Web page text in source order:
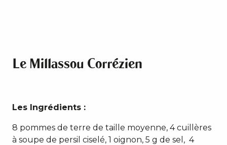
Le Millassou Corrézien
Les Ingrédients :
8 pommes de terre de taille moyenne, 4 cuillères
à soupe de persil ciselé, 1 oignon, 5 g de sel, 4